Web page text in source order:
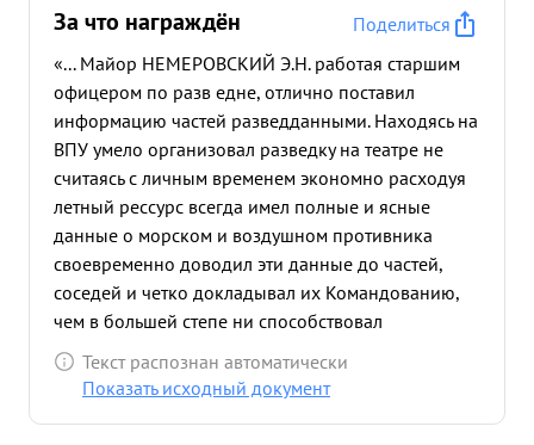
За что награждён
Поделиться
«... Майор НЕМЕРОВСКИЙ Э.Н. работая старшим
офицером по разв едне, отлично поставил
информацию частей разведданными. Находясь на
ВПУ умело организовал разведку на театре не
считаясь с личным временем экономно расходуя
летный рессурс всегда имел полные и ясные
данные о морском и воздушном противника
своевременно доводил эти данные до частей,
соседей и четко докладывал их Командованию,
чем в большей степе ни способствовал
успешныму действиям ВВС ЧФ в деле разгрома
противника. ...»
Текст распознан автоматически
Показать исходный документ